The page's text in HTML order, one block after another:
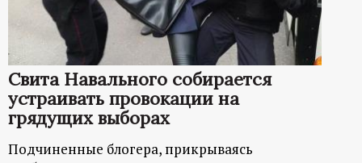
Свита Навального собирается
устраивать провокации на
грядущих выборах
Подчиненные блогера, прикрываясь